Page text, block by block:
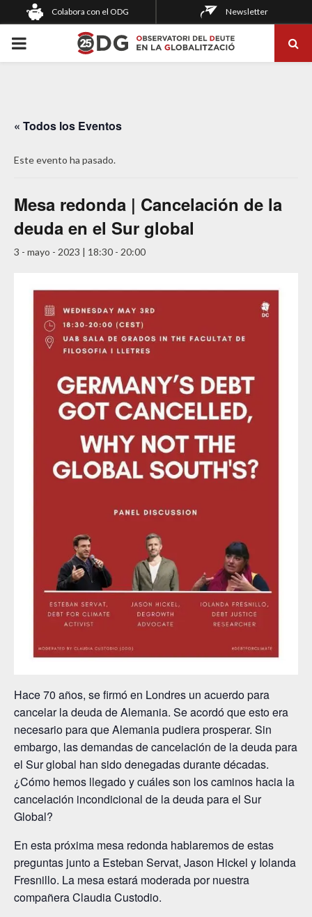
Colabora con el ODG Newsletter
PRIMARY
« Todos los Eventos
Este evento ha pasado.
Mesa redonda | Cancelación de la
deuda en el Sur global
3 - mayo - 2023 | 18:30 - 20:00
Hace 70 años, se firmó en Londres un acuerdo para
cancelar la deuda de Alemania. Se acordó que esto era
necesario para que Alemania pudiera prosperar. Sin
embargo, las demandas de cancelación de la deuda para
el Sur global han sido denegadas durante décadas.
¿Cómo hemos llegado y cuáles son los caminos hacia la
cancelación incondicional de la deuda para el Sur
Global?
En esta próxima mesa redonda hablaremos de estas
preguntas junto a Esteban Servat, Jason Hickel y Iolanda
Fresnillo. La mesa estará moderada por nuestra
compañera Claudia Custodio.